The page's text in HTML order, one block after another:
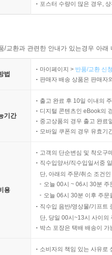
포스터 수량이 많은 경우,
/교환과 관련한 안내가 있는경우 아
법
마이페이지 > 반품/교환 신
판매자 배송 상품은 판매자
기간
출고 완료 후 10일 이내의
디지털 콘텐츠인 eBook의
중고상품의 경우 출고 완료
모바일 쿠폰의 경우 유효기
용
고객의 단순변심 및 착오구
직수입양서/직수입일서중
단, 아래의 주문/취소 조건
오늘 00시 ~ 06시 30분
오늘 06시 30분 이후 주
직수입 음반/영상물/기프트
단, 당일 00시~13시 사이의
박스 포장은 택배 배송이
소비자의 책임 있는 사유로